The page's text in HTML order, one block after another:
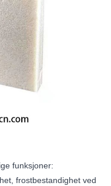
funksjoner:
frostbestandighet ved